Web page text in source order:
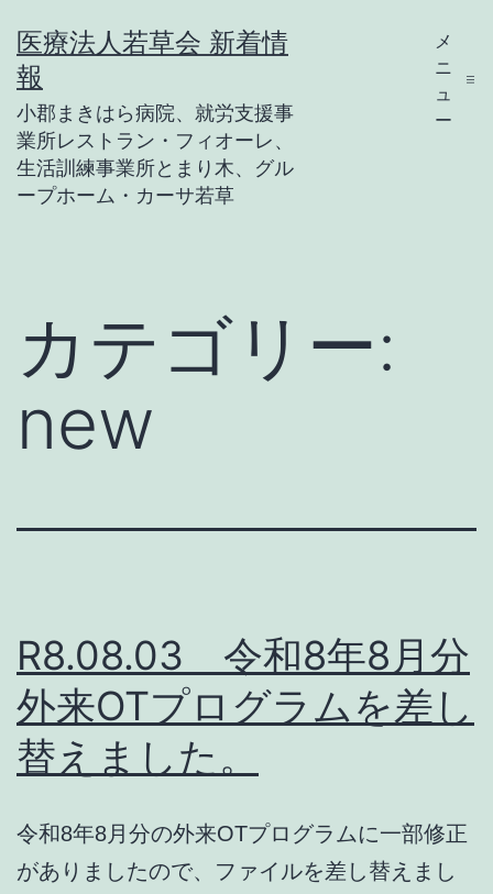
ン
テ
ン
ツ
医療法人若草会 新着情
報
小郡まきはら病院、就労支援事
業所レストラン・フィオーレ、
生活訓練事業所とまり木、グル
ープホーム・カーサ若草
メ
ニ
ュ
ー
カテゴリー:
new
R8.08.03 令和8年8月分
外来OTプログラムを差し
替えました。
令和8年8月分の外来OTプログラムに一部修正
がありましたので、ファイルを差し替えまし